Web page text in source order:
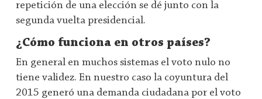
repetición de una elección se dé junto con la
segunda vuelta presidencial.
¿Cómo funciona en otros países?
En general en muchos sistemas el voto nulo no
tiene validez. En nuestro caso la coyuntura del
2015 generó una demanda ciudadana por el voto